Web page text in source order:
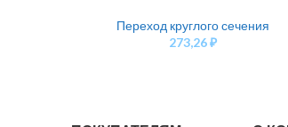
Переход круглого сечения
273,26₽